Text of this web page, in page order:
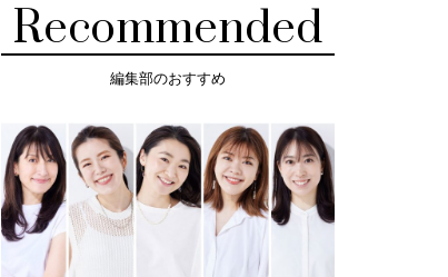
Recommended
編集部のおすすめ